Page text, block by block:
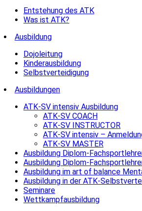
Entstehung des ATK
Was ist ATK?
Ausbildung
Dojoleitung
Kinderausbildung
Selbstverteidigung
Ausbildungen
ATK-SV intensiv Ausbildung
ATK-SV COACH
ATK-SV INSTRUCTOR
ATK-SV intensiv –
ATK-SV MASTER
Ausbildung Diplom-
Ausbildung Diplom-
Ausbildung im art of balance
Ausbildung in der ATK-
Seminare
Wettkampfausbildung